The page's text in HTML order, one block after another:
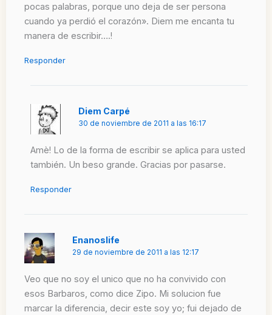
pocas palabras, porque uno deja de ser persona
cuando ya perdió el corazón». Diem me encanta tu
manera de escribir….!
Responder
Diem Carpé
30 de noviembre de 2011 a las 16:17
Amè! Lo de la forma de escribir se aplica para usted
también. Un beso grande. Gracias por pasarse.
Responder
Enanoslife
29 de noviembre de 2011 a las 12:17
Veo que no soy el unico que no ha convivido con
esos Barbaros, como dice Zipo. Mi solucion fue
marcar la diferencia, decir este soy yo; fui dejado de